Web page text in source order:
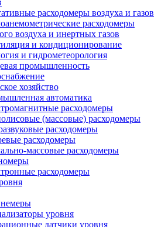
расходомеры воздуха и газов
расходомеры
воздуха и инертных газов
и кондиционирование
и гидрометеорология
промышленность
хозяйство
автоматика
расходомеры
(массовые) расходомеры
расходомеры
расходомеры
массовые расходомеры
расходомеры
уровня
датчики уровня